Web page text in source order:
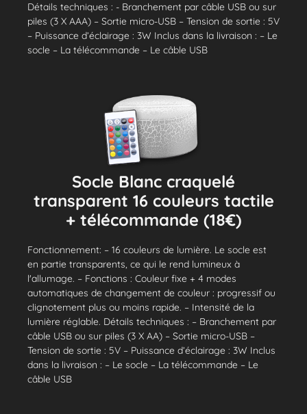
Détails techniques : - Branchement par câble USB ou sur
piles (3 X AAA) – Sortie micro-USB – Tension de sortie : 5V
– Puissance d’éclairage : 3W Inclus dans la livraison : – Le
socle – La télécommande – Le câble USB
Socle Blanc craquelé
transparent 16 couleurs tactile
+ télécommande (18€)
Fonctionnement: – 16 couleurs de lumière. Le socle est
en partie transparents, ce qui le rend lumineux à
l'allumage. – Fonctions : Couleur fixe + 4 modes
automatiques de changement de couleur : progressif ou
clignotement plus ou moins rapide. – Intensité de la
lumière réglable. Détails techniques : – Branchement par
câble USB ou sur piles (3 X AA) – Sortie micro-USB –
Tension de sortie : 5V – Puissance d’éclairage : 3W Inclus
dans la livraison : – Le socle – La télécommande – Le
câble USB